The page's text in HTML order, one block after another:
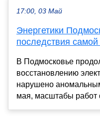
17:00, 03 Май
Энергетики
последствия
В Подмосковье
восстановлению
нарушено
мая, масштабы работ